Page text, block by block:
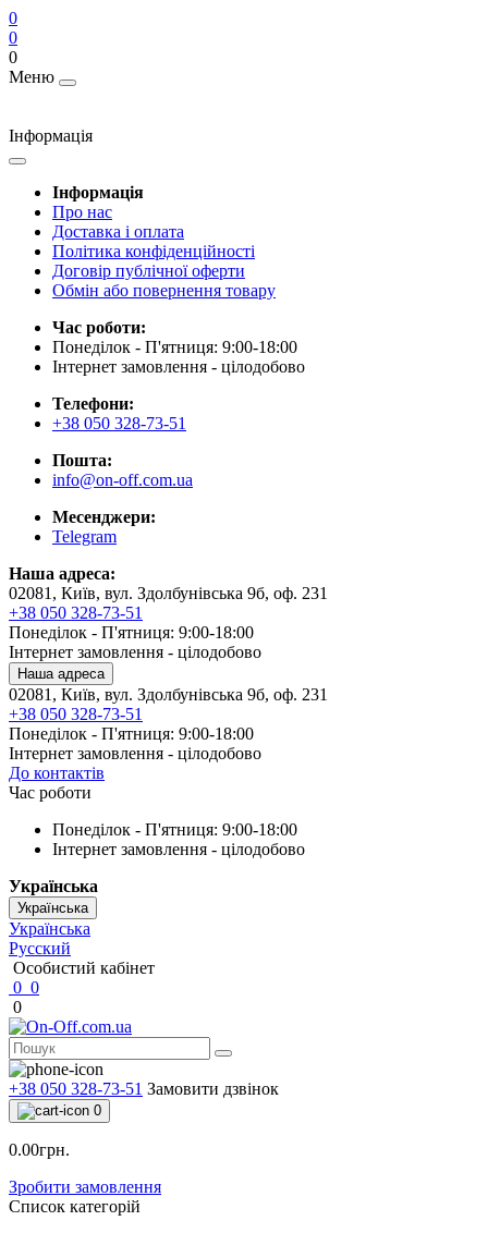
0
0
0
Меню
Інформація
Інформація
Про нас
Доставка і оплата
Політика конфіденційності
Договір публічної оферти
Обмін або повернення товару
Час роботи:
Понеділок - П'ятниця: 9:00-18:00
Інтернет замовлення - цілодобово
Телефони:
+38 050 328-73-51
Пошта:
info@on-off.com.ua
Месенджери:
Telegram
Наша адреса:
02081, Київ, вул. Здолбунівська 9б, оф. 231
+38 050 328-73-51
Понеділок - П'ятниця: 9:00-18:00
Інтернет замовлення - цілодобово
Наша адреса
02081, Київ, вул. Здолбунівська 9б, оф. 231
+38 050 328-73-51
Понеділок - П'ятниця: 9:00-18:00
Інтернет замовлення - цілодобово
До контактів
Час роботи
Понеділок - П'ятниця: 9:00-18:00
Інтернет замовлення - цілодобово
Українська
Українська
Українська
Русский
Особистий кабінет
0 0
0
+38 050 328-73-51 Замовити дзвінок
0
0.00грн.
Зробити замовлення
Список категорій